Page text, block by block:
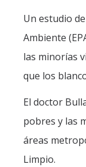
Media
Graphics
News
Photo Gallery
Video Gallery
Films
Un estudio
Ambiente
las minorías
que los
El doctor
pobres y las
áreas
Limpio.